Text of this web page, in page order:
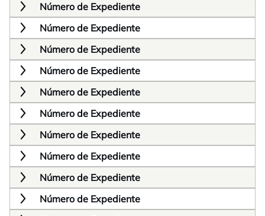
Número de Expediente
Número de Expediente
Número de Expediente
Número de Expediente
Número de Expediente
Número de Expediente
Número de Expediente
Número de Expediente
Número de Expediente
Número de Expediente